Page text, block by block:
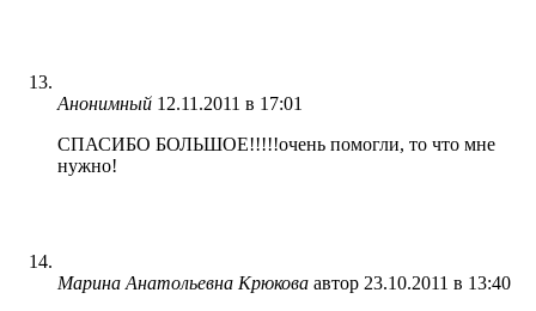
Анонимный 12.11.2011 в 17:01
СПАСИБО БОЛЬШОЕ!!!!!очень помогли, то что мне
нужно!
Марина Анатольевна Крюкова автор 23.10.2011 в 13:40